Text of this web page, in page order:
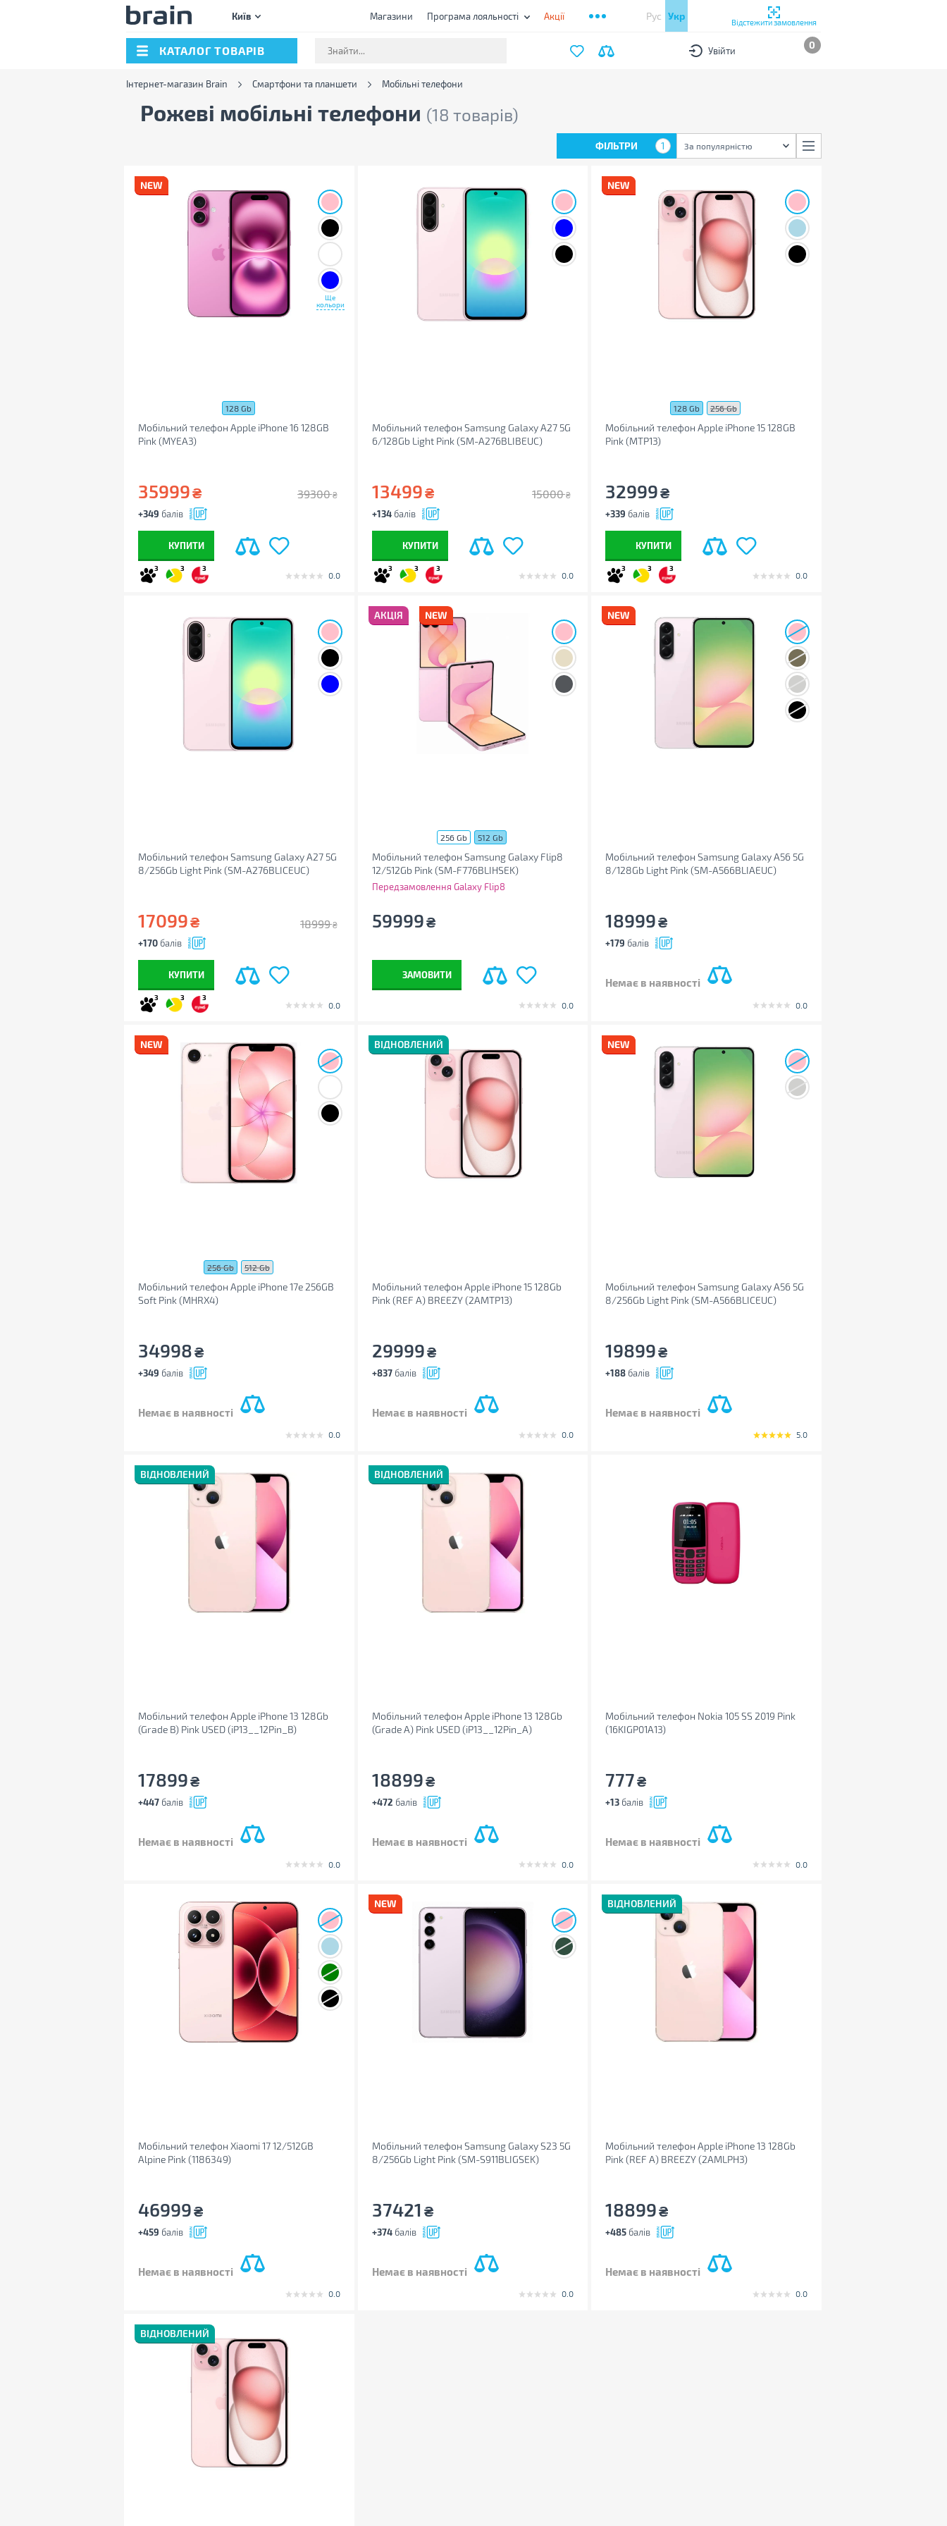
Київ Магазини Програма лояльності Акції Рус Укр
Відстежити замовлення
КАТАЛОГ ТОВАРІВ Увійти 0
Інтернет-магазин Brain Смартфони та планшети Мобільні телефони
Рожеві мобільні телефони (18 товарів)
ФІЛЬТРИ 1 За популярністю
Ще
кольори
128 Gb
Мобільний телефон Apple iPhone 16 128GB
Pink (MYEA3)
35999₴ 39300 ₴
+349 балів
КУПИТИ
3 3 3
0.0
Мобільний телефон Samsung Galaxy A27 5G
6/128Gb Light Pink (SM-A276BLIBEUC)
13499₴ 15000 ₴
+134балів
КУПИТИ
3 3 3
0.0
128 Gb 256 Gb
Мобільний телефон Apple iPhone 15 128GB
Pink (MTP13)
32999₴
+339 балів
КУПИТИ
3 3 3
0.0
Мобільний телефон Samsung Galaxy A27 5G
8/256Gb Light Pink (SM-A276BLICEUC)
17099₴ 18999 ₴
+170 балів
КУПИТИ
3 3 3
0.0
АКЦІЯ
256 Gb 512 Gb
Мобільний телефон Samsung Galaxy Flip8
12/512Gb Pink (SM-F776BLIHSEK)
Передзамовлення Galaxy Flip8
59999₴
ЗАМОВИТИ
0.0
Мобільний телефон Samsung Galaxy A56 5G
8/128Gb Light Pink (SM-A566BLIAEUC)
18999₴
+179 балів
Немає в наявності
0.0
256 Gb 512 Gb
Мобільний телефон Apple iPhone 17e 256GB
Soft Pink (MHRX4)
34998₴
+349 балів
Немає в наявності
0.0
ВІДНОВЛЕНИЙ
Мобільний телефон Apple iPhone 15 128Gb
Pink (REF A) BREEZY (2AMTP13)
29999₴
+837балів
Немає в наявності
0.0
Мобільний телефон Samsung Galaxy A56 5G
8/256Gb Light Pink (SM-A566BLICEUC)
19899₴
+188 балів
Немає в наявності
5.0
ВІДНОВЛЕНИЙ
Мобільний телефон Apple iPhone 13 128Gb
(Grade B) Pink USED (iP13__12Pin_B)
17899₴
+447 балів
Немає в наявності
0.0
ВІДНОВЛЕНИЙ
Мобільний телефон Apple iPhone 13 128Gb
(Grade A) Pink USED (iP13__12Pin_A)
18899₴
+472 балів
Немає в наявності
0.0
Мобільний телефон Nokia 105 SS 2019 Pink
(16KIGP01A13)
777₴
+13 балів
Немає в наявності
0.0
Мобільний телефон Xiaomi 17 12/512GB
Alpine Pink (1186349)
46999₴
+459 балів
Немає в наявності
0.0
Мобільний телефон Samsung Galaxy S23 5G
8/256Gb Light Pink (SM-S911BLIGSEK)
37421 ₴
+374балів
Немає в наявності
0.0
ВІДНОВЛЕНИЙ
Мобільний телефон Apple iPhone 13 128Gb
Pink (REF A) BREEZY (2AMLPH3)
18899₴
+485 балів
Немає в наявності
0.0
ВІДНОВЛЕНИЙ